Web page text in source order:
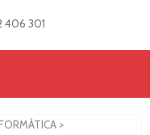
406 301
>